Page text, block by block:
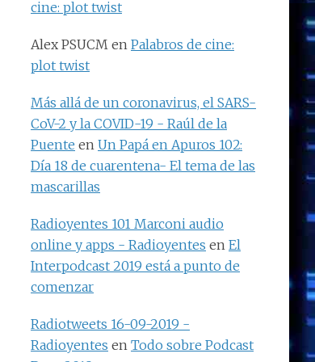
cine: plot twist
Alex PSUCM en Palabros de cine:
plot twist
Más allá de un coronavirus, el SARS-
CoV-2 y la COVID-19 - Raúl de la
Puente en Un Papá en Apuros 102:
Día 18 de cuarentena- El tema de las
mascarillas
Radioyentes 101 Marconi audio
online y apps - Radioyentes en El
Interpodcast 2019 está a punto de
comenzar
Radiotweets 16-09-2019 -
Radioyentes en Todo sobre Podcast